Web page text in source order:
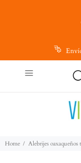
Home Alebrijes oaxaqueños